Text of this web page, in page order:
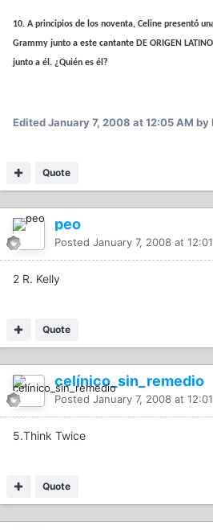
10. A principios de los noventa, Celine presentó
Grammy junto a este cantante DE ORIGEN
junto a él. ¿Quién es él?
EditedJanuary 7, 2008 at 12:05 AM by
Quote
peo
Posted January 7, 2008 at
2 R. Kelly
Quote
celínico_sin_remedio
Posted January 7, 2008 at
5.Think Twice
Quote